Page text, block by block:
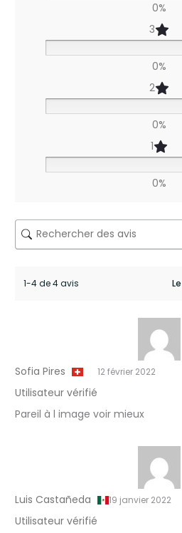
y
–
e
a
u
s
i
0%
3
0%
2
0%
1
0%
1-4 de 4 avis
Sofia Pires
Utilisateur vérifié
12 février 2022
Pareil à l image voir mieux
Luis Castañeda
Utilisateur vérifié
19 janvier 2022